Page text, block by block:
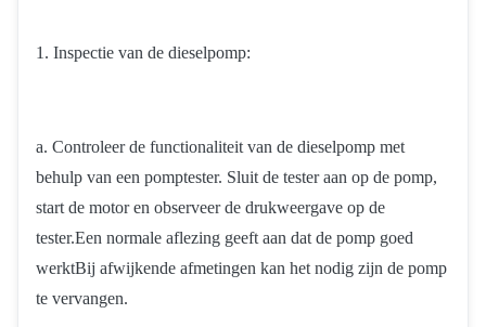
1. Inspectie van de dieselpomp:
a. Controleer de functionaliteit van de dieselpomp met
behulp van een pomptester. Sluit de tester aan op de pomp,
start de motor en observeer de drukweergave op de
tester.Een normale aflezing geeft aan dat de pomp goed
werktBij afwijkende afmetingen kan het nodig zijn de pomp
te vervangen.